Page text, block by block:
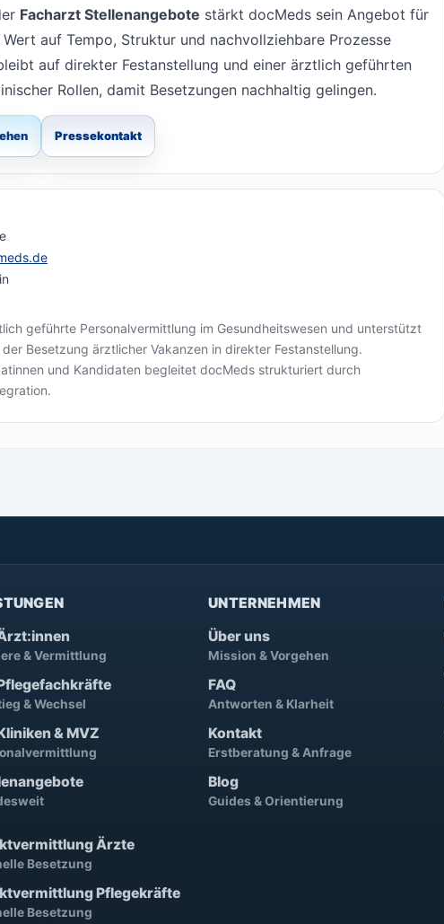
Facharzt Stellenangebote stärkt docMeds sein Angebot für
auf Tempo, Struktur und nachvollziehbare Prozesse
auf direkter Festanstellung und einer ärztlich geführten
Rollen, damit Besetzungen nachhaltig gelingen.
Pressekontakt
geführte Personalvermittlung im Gesundheitswesen und unterstützt
Besetzung ärztlicher Vakanzen in direkter Festanstellung.
und Kandidaten begleitet docMeds strukturiert durch
& Vermittlung
& Wechsel
& MVZ
Ärzte
Besetzung
Pflegekräfte
Besetzung
UNTERNEHMEN
Über uns
Mission & Vorgehen
FAQ
Antworten & Klarheit
Kontakt
Erstberatung & Anfrage
Blog
Guides & Orientierung